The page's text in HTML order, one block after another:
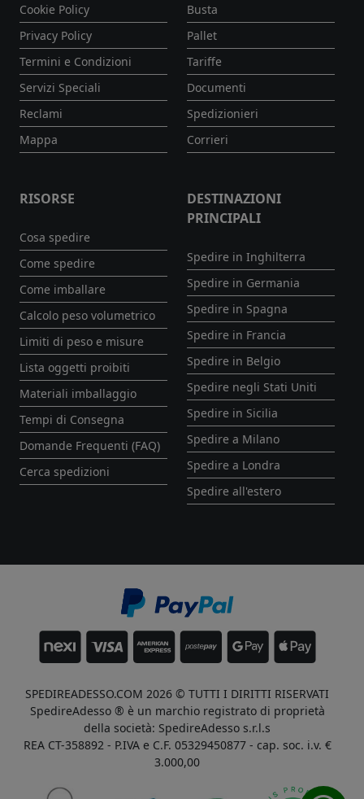
Cookie Policy
Privacy Policy
Termini e Condizioni
Servizi Speciali
Reclami
Mappa
Busta
Pallet
Tariffe
Documenti
Spedizionieri
Corrieri
RISORSE
Cosa spedire
Come spedire
Come imballare
Calcolo peso volumetrico
Limiti di peso e misure
Lista oggetti proibiti
Materiali imballaggio
Tempi di Consegna
Domande Frequenti (FAQ)
Cerca spedizioni
DESTINAZIONI
PRINCIPALI
Spedire in Inghilterra
Spedire in Germania
Spedire in Spagna
Spedire in Francia
Spedire in Belgio
Spedire negli Stati Uniti
Spedire in Sicilia
Spedire a Milano
Spedire a Londra
Spedire all'estero
SPEDIREADESSO.COM 2026 © TUTTI I DIRITTI RISERVATI
SpedireAdesso ® è un marchio registrato di proprietà
della società: SpedireAdesso s.r.l.s
REA CT-358892 - P.IVA e C.F. 05329450877 - cap. soc. i.v. €
3.000,00